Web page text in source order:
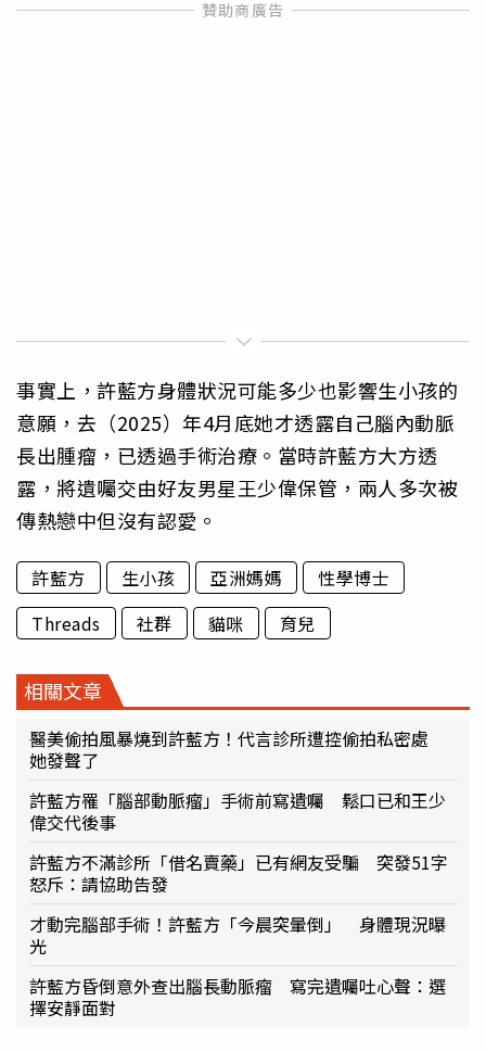
事實上，許藍方身體狀況可能多少也影響生小孩的
意願，去（2025）年4月底她才透露自己腦內動脈
長出腫瘤，已透過手術治療。當時許藍方大方透
露，將遺囑交由好友男星王少偉保管，兩人多次被
傳熱戀中但沒有認愛。
許藍方 生小孩 亞洲媽媽
性學博士
Threads
社群 貓咪 育兒
相關文章
醫美偷拍風暴燒到許藍方！代言診所遭控偷拍私密處
她發聲了
許藍方罹「腦部動脈瘤」手術前寫遺囑 鬆口已和王少
偉交代後事
許藍方不滿診所「借名賣藥」已有網友受騙 突發51字
怒斥：請協助告發
才動完腦部手術！許藍方「今晨突暈倒」 身體現況曝
光
許藍方昏倒意外查出腦長動脈瘤 寫完遺囑吐心聲：選
擇安靜面對